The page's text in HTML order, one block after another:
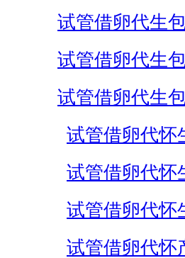
试管借卵代生
试管借卵代生
试管借卵代生
试管借卵代怀
试管借卵代怀
试管借卵代怀
试管借卵代怀